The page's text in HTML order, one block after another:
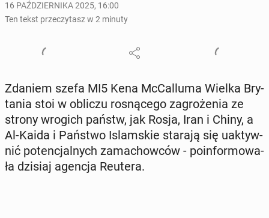
16 PAŹDZIERNIKA 2025, 16:00
Ten tekst przeczytasz w 2 minuty
Zdaniem szefa MI5 Kena McCal­lu­ma Wielka Bry­
ta­nia stoi w obliczu ro­sną­ce­go za­gro­że­nia ze
strony wrogich państw, jak Rosja, Iran i Chiny, a
Al-Kaida i Państwo Is­lam­skie starają się uak­tyw­
nić po­ten­cjal­nych za­ma­chow­ców - po­in­for­mo­wa­
ła dzisiaj agencja Reutera.